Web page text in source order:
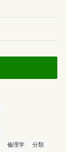
倫理学 分類